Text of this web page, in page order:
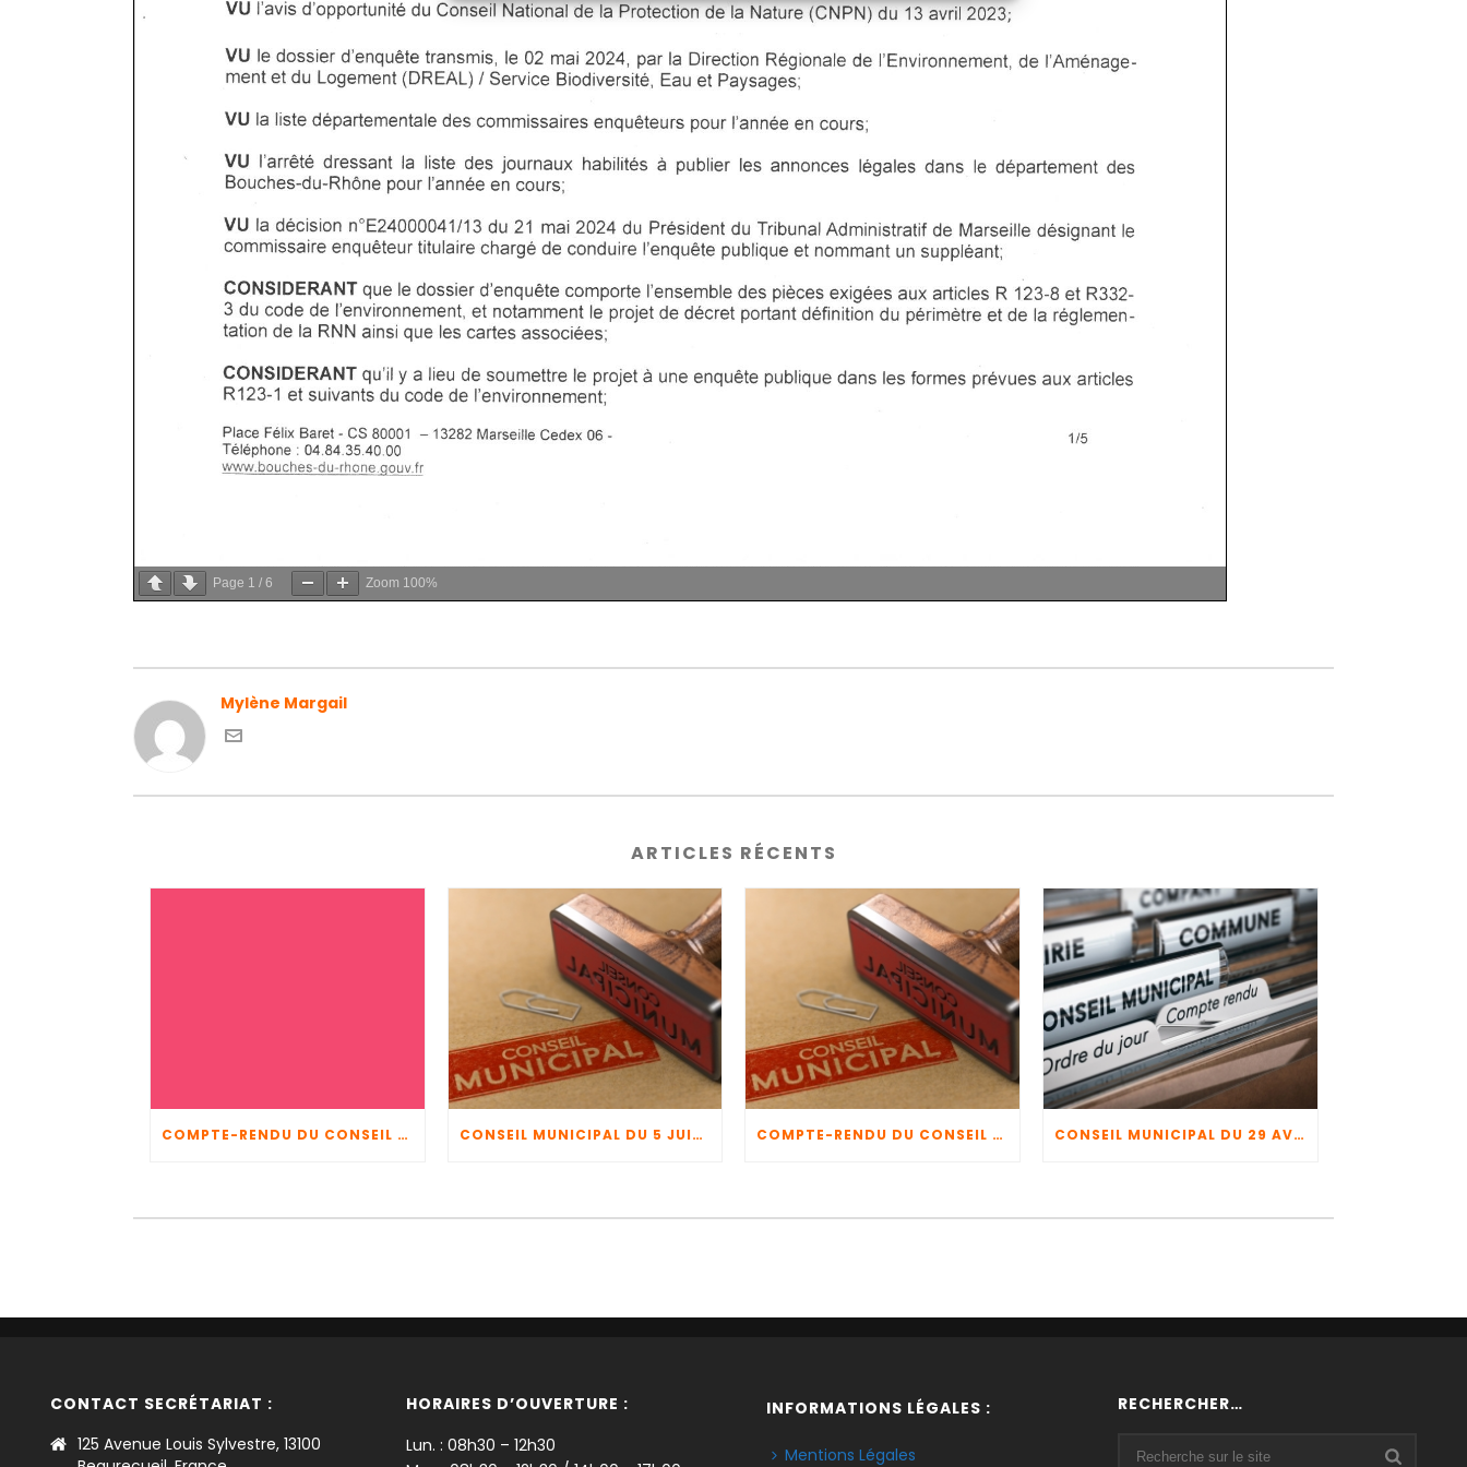
Page 1 / 6 Zoom 100%
Mylène Margail
ARTICLES RÉCENTS
COMPTE-RENDU DU CONSEIL MUNICIPAL DU 5 JUIN 2026 CONSEIL MUNICIPAL DU 5 JUIN 2026 COMPTE-RENDU DU CONSEIL MUNICIPAL DU 29 AVRIL 2026 + CFU 2025 + BUDGET 2026 CONSEIL MUNICIPAL DU 29 AVRIL 2026
CONTACT SECRÉTARIAT :
125 Avenue Louis Sylvestre, 13100
HORAIRES D’OUVERTURE :
Lun. : 08h30 – 12h30
INFORMATIONS LÉGALES :
Mentions Légales
RECHERCHER…